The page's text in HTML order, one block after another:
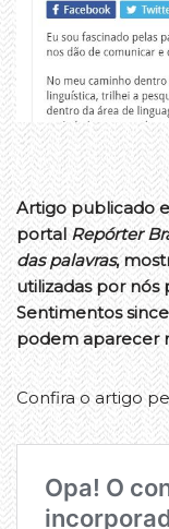
Artigo publicado
portal Repórter
das palavras,
utilizadas por nós
Sentimentos
podem aparecer
Confira o artigo